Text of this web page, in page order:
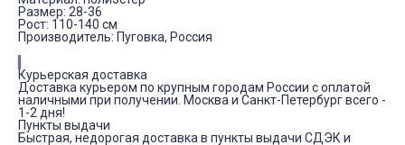
Размер: 28-36
Рост: 110-140 см
Производитель: Пуговка, Россия
Курьерская доставка
Доставка курьером по крупным городам России с оплатой
наличными при получении. Москва и Санкт-Петербург всего -
1-2 дня!
Пункты выдачи
Быстрая, недорогая доставка в пункты выдачи СДЭК и